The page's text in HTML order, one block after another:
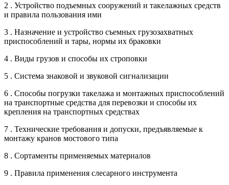
2 . Устройство подъемных сооружений и такелажных средств
и правила пользования ими
3 . Назначение и устройство съемных грузозахватных
приспособлений и тары, нормы их браковки
4 . Виды грузов и способы их строповки
5 . Система знаковой и звуковой сигнализации
6 . Способы погрузки такелажа и монтажных приспособлений
на транспортные средства для перевозки и способы их
крепления на транспортных средствах
7 . Технические требования и допуски, предъявляемые к
монтажу кранов мостового типа
8 . Сортаменты применяемых материалов
9 . Правила применения слесарного инструмента